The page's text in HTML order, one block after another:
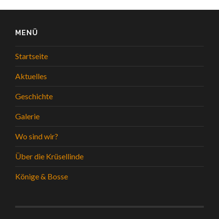
MENÜ
Startseite
Aktuelles
Geschichte
Galerie
Wo sind wir?
Über die Krüsellinde
Könige & Bosse